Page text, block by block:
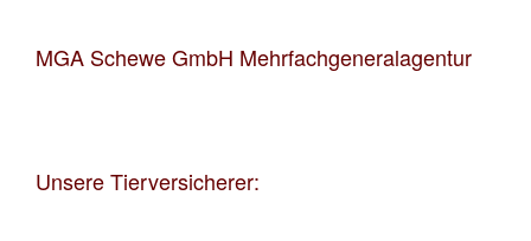
MGA Schewe GmbH Mehrfachgeneralagentur
Unsere Tierversicherer: